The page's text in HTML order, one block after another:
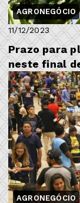
AGRONEGÓCIO
11/12/2023
Prazo para
neste final
AGRONEGÓCIO